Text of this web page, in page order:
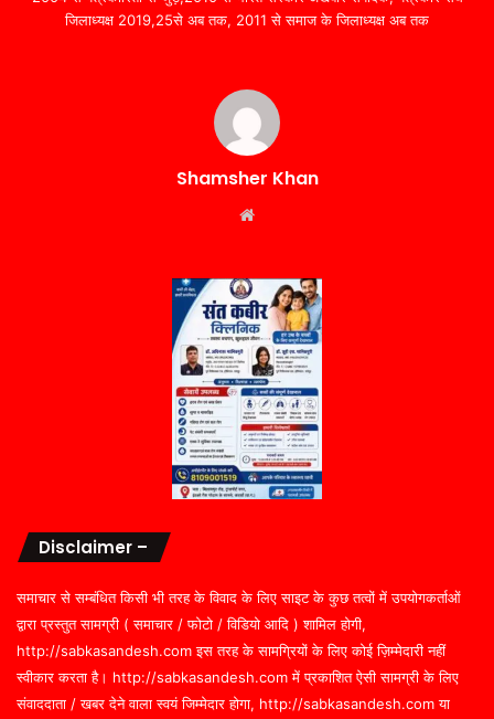
जिलाध्यक्ष 2019,25से अब तक, 2011 से समाज के जिलाध्यक्ष अब तक
Shamsher Khan
Disclaimer –
समाचार से सम्बंधित किसी भी तरह के विवाद के लिए साइट के कुछ तत्वों में उपयोगकर्ताओं
द्वारा प्रस्तुत सामग्री ( समाचार / फोटो / विडियो आदि ) शामिल होगी,
http://sabkasandesh.com इस तरह के सामग्रियों के लिए कोई ज़िम्मेदारी नहीं
स्वीकार करता है। http://sabkasandesh.com में प्रकाशित ऐसी सामग्री के लिए
संवाददाता / खबर देने वाला स्वयं जिम्मेदार होगा, http://sabkasandesh.com या